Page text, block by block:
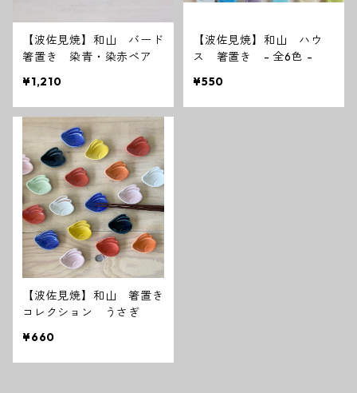
【波佐見焼】和山 バード
箸置き 染青・染赤ペア
¥1,210
【波佐見焼】和山 ハウ
ス 箸置き - 全6色 -
¥550
【波佐見焼】和山 箸置き
コレクション うさぎ
¥660